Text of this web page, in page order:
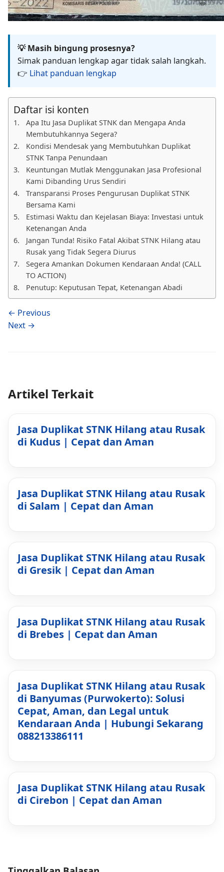
💡 Masih bingung prosesnya?
Simak panduan lengkap agar tidak salah langkah.
👉 Lihat panduan lengkap
Daftar isi konten
Apa Itu Jasa Duplikat STNK dan Mengapa Anda
Membutuhkannya Segera?
Kondisi Mendesak yang Membutuhkan Duplikat
STNK Tanpa Penundaan
Keuntungan Mutlak Menggunakan Jasa Profesional
Kami Dibanding Urus Sendiri
Transparansi Proses Pengurusan Duplikat STNK
Bersama Kami
Estimasi Waktu dan Kejelasan Biaya: Investasi untuk
Ketenangan Anda
Jangan Tunda! Risiko Fatal Akibat STNK Hilang atau
Rusak yang Tidak Segera Diurus
Segera Amankan Dokumen Kendaraan Anda! (CALL
TO ACTION)
Penutup: Keputusan Tepat, Ketenangan Abadi
← Previous
Next →
Artikel Terkait
Jasa Duplikat STNK Hilang atau Rusak
di Kudus | Cepat dan Aman
Jasa Duplikat STNK Hilang atau Rusak
di Salam | Cepat dan Aman
Jasa Duplikat STNK Hilang atau Rusak
di Gresik | Cepat dan Aman
Jasa Duplikat STNK Hilang atau Rusak
di Brebes | Cepat dan Aman
Jasa Duplikat STNK Hilang atau Rusak
di Banyumas (Purwokerto): Solusi
Cepat, Aman, dan Legal untuk
Kendaraan Anda | Hubungi Sekarang
088213386111
Jasa Duplikat STNK Hilang atau Rusak
di Cirebon | Cepat dan Aman